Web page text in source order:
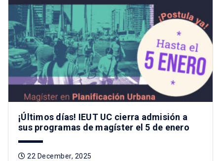
¡Últimos días! IEUT UC cierra admisión a
sus programas de magíster el 5 de enero
22 December, 2025